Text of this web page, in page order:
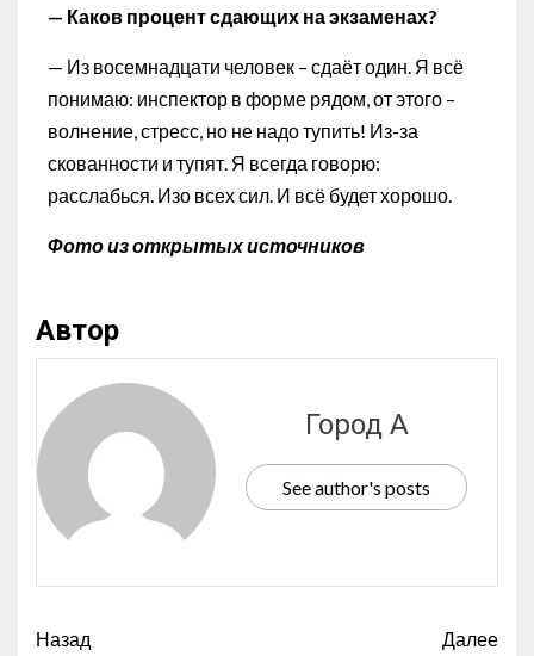
— Каков процент сдающих на экзаменах?
— Из восемнадцати человек – сдаёт один. Я всё
понимаю: инспектор в форме рядом, от этого –
волнение, стресс, но не надо тупить! Из-за
скованности и тупят. Я всегда говорю:
расслабься. Изо всех сил. И всё будет хорошо.
Фото из открытых источников
Автор
Город А
See author's posts
Назад
Далее